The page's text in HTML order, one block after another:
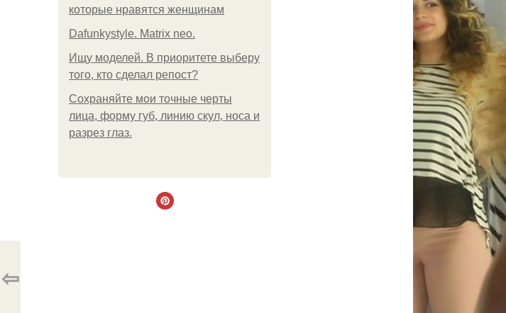
которые нравятся женщинам
Dafunkystyle. Matrix neo.
Ищу моделей. В приоритете выберу
того, кто сделал репост?
Сохраняйте мои точные черты
лица, форму губ, линию скул, носа и
разрез глаз.
⇦